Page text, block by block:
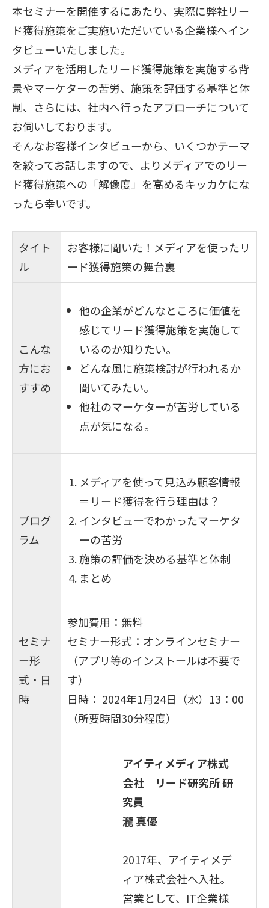
本セミナーを開催するにあたり、実際に弊社リー
ド獲得施策をご実施いただいている企業様へイン
タビューいたしました。
メディアを活用したリード獲得施策を実施する背
景やマーケターの苦労、施策を評価する基準と体
制、さらには、社内へ行ったアプローチについて
お伺いしております。
そんなお客様インタビューから、いくつかテーマ
を絞ってお話しますので、よりメディアでのリー
ド獲得施策への「解像度」を高めるキッカケにな
ったら幸いです。
タイト
ル
お客様に聞いた！メディアを使ったリ
ード獲得施策の舞台裏
こんな
方にお
すすめ
他の企業がどんなところに価値を
感じてリード獲得施策を実施して
いるのか知りたい。
どんな風に施策検討が行われるか
聞いてみたい。
他社のマーケターが苦労している
点が気になる。
プログ
ラム
メディアを使って見込み顧客情報
＝リード獲得を行う理由は？
インタビューでわかったマーケタ
ーの苦労
施策の評価を決める基準と体制
まとめ
セミナ
ー形
式・日
時
参加費用：無料
セミナー形式：オンラインセミナー
（アプリ等のインストールは不要で
す）
日時： 2024年1月24日（水）13：00
（所要時間30分程度）
アイティメディア株式
会社 リード研究所 研
究員
瀧 真優
2017年、アイティメデ
ィア株式会社へ入社。
営業として、IT企業様